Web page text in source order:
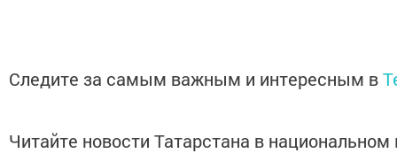
Следите за самым важным и интересным в
Читайте новости Татарстана в